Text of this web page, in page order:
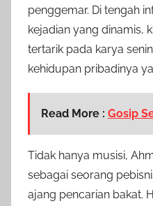
penggemar. Di tengah
kejadian yang dinamis,
tertarik pada karya
kehidupan pribadinya
Read More : Gosip
Tidak hanya musisi,
sebagai seorang
ajang pencarian bakat.